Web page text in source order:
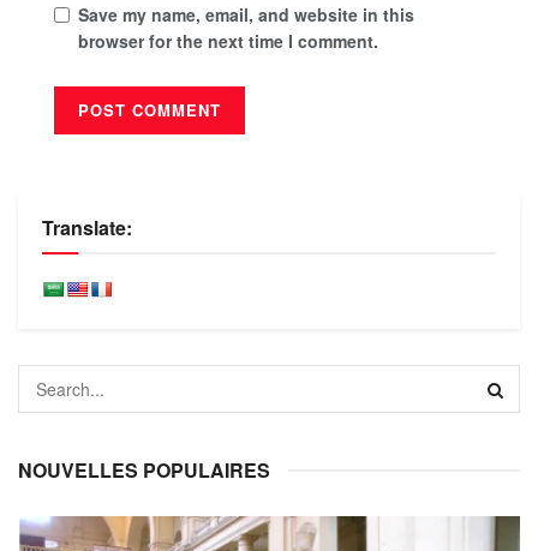
Save my name, email, and website in this
browser for the next time I comment.
Translate:
NOUVELLES POPULAIRES